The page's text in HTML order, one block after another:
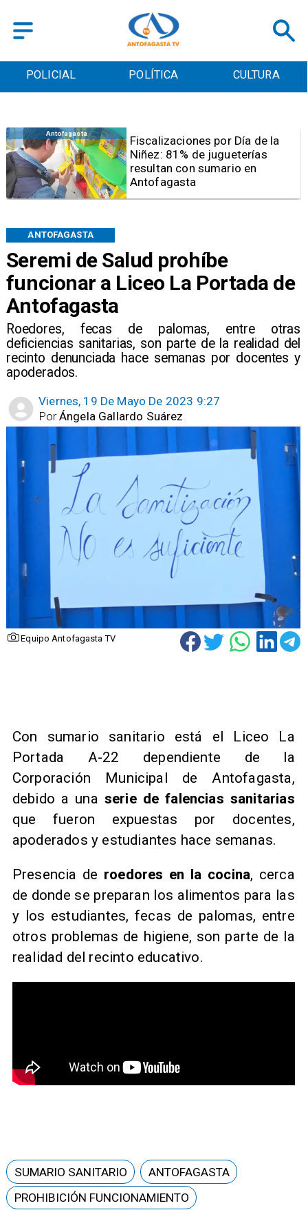
POLICIAL POLÍTICA CULTURA
Seremi de Salud prohíbe
funcionar a Liceo La Portada de
Antofagasta
Roedores, fecas de palomas, entre otras
deficiencias sanitarias, son parte de la realidad del
recinto denunciada hace semanas por docentes y
apoderados.
ANTOFAGASTA
Viernes, 19 De Mayo De 2023 9:27
Ángela Gallardo Suárez
Por
Equipo Antofagasta TV
Antofagasta
Tribunal frena opción de pena
mixta para Karen Rojo por ahora
Con sumario sanitario está el Liceo La
Portada A-22 dependiente de la
Corporación Municipal de Antofagasta,
debido a una serie de falencias sanitarias
que fueron expuestas por docentes,
apoderados y estudiantes hace semanas.
Presencia de roedores en la cocina, cerca
de donde se preparan los alimentos para las
y los estudiantes, fecas de palomas, entre
otros problemas de higiene, son parte de la
realidad del recinto educativo.
SUMARIO SANITARIO
ANTOFAGASTA
PROHIBICIÓN FUNCIONAMIENTO